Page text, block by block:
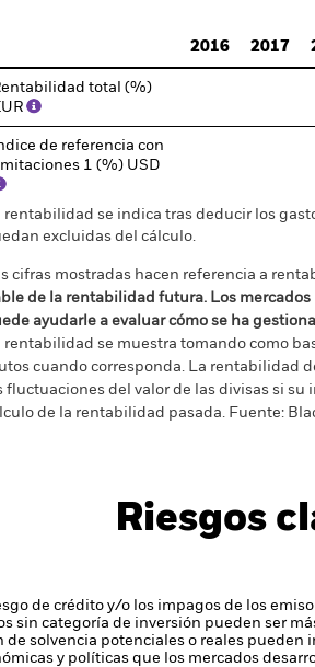
2016
2017
total (%)
de referencia con
1 (%) USD
rentabilidad se indica tras deducir los
excluidas del cálculo.
cifras mostradas hacen referencia a
de la rentabilidad futura. Los
ayudarle a evaluar cómo se ha
rentabilidad se muestra tomando como
cuando corresponda. La rentabilidad
fluctuaciones del valor de las divisas si
de la rentabilidad pasada. Fuente:
Riesgos
de crédito y/o los impagos de los
sin categoría de inversión pueden ser
solvencia potenciales o reales pueden
y políticas que los mercados